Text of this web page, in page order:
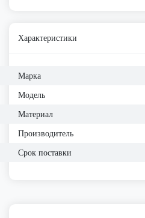
Характеристики
Марка
Модель
Материал
Производитель
Срок поставки